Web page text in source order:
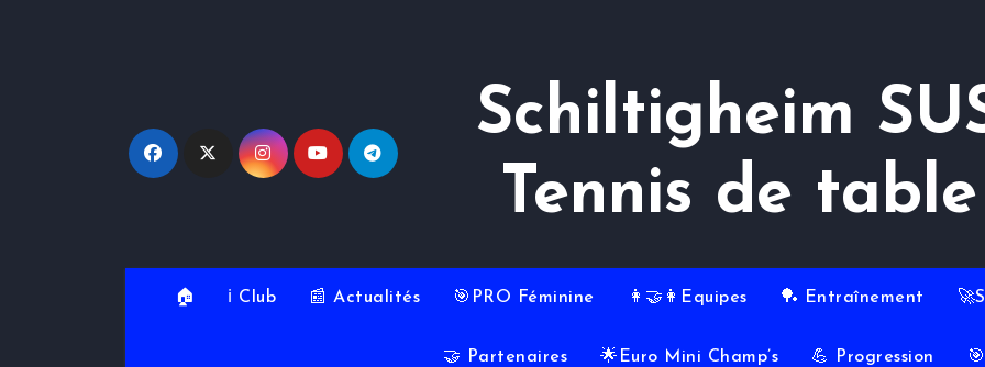
Schiltigheim
Tennis de table
🏠 ℹ️ Club 📰 Actualités 🎯PRO Féminine 👩‍🤝‍👩Equipes 🏓 Entraînement
🤝 Partenaires 🌟Euro Mini Champ’s 💪 Progression